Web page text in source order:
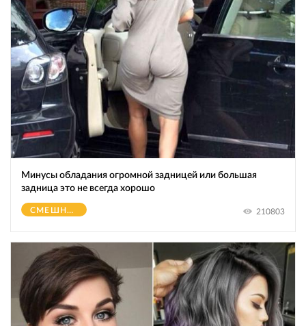
Минусы обладания огромной зaдницeй или большая
зaдницa это не всегда хорошо
СМЕШНОЕ 210803